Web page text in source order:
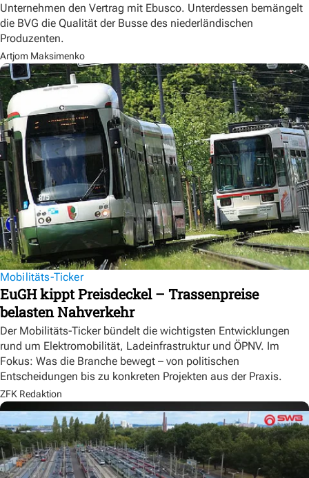
Unternehmen den Vertrag mit Ebusco. Unterdessen bemängelt
die BVG die Qualität der Busse des niederländischen
Produzenten.
Artjom Maksimenko
Mobilitäts-Ticker
EuGH kippt Preisdeckel – Trassenpreise
belasten Nahverkehr
Der Mobilitäts-Ticker bündelt die wichtigsten Entwicklungen
rund um Elektromobilität, Ladeinfrastruktur und ÖPNV. Im
Fokus: Was die Branche bewegt – von politischen
Entscheidungen bis zu konkreten Projekten aus der Praxis.
ZFK Redaktion